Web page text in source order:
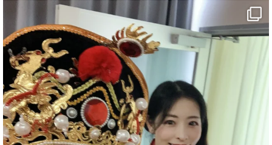
マジシャン派遣 パッションプリンセス【公式】
@comedy_illusion · 7 8月
お疲れ様です
ブログ更新しました
「マジシャン和歌山旅 白浜町・円月島」
#企業公式がお疲れ様を言い合う
#旅行好きな人と繋がりたい